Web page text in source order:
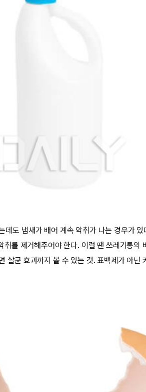
데도 냄새가 배어 계속 악취가 나는 경우가
를 제거해주어야 한다. 이럴 땐 쓰레기통의
살균 효과까지 볼 수 있는 것. 표백제가 아닌